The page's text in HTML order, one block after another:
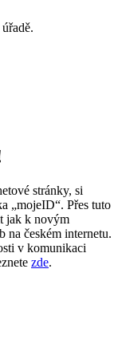
stránky, si
„mojeID“. Přes tuto
jak k novým
na českém internetu.
v komunikaci
zde.